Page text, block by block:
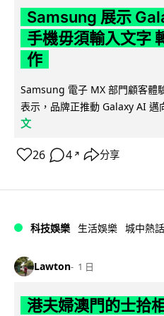
Samsung 展示
手機毋須輸入文字
作
Samsung 電子 MX 部門顧客體
表示，品牌正推動 Galaxy AI
文
26 4 ↗ 分享
科技娛樂 生活娛樂 城中熱話
Lawton 1 日
港夫婦澳門的士拾